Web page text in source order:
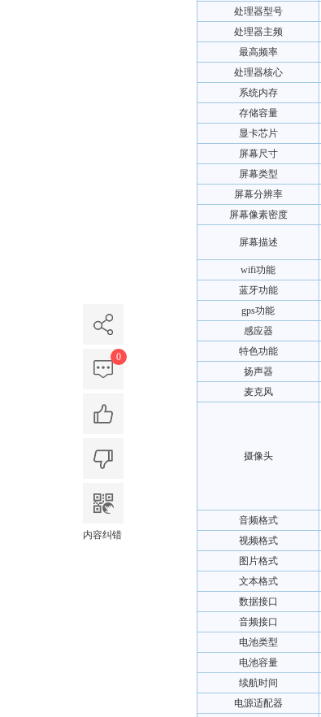
处理器型号
处理器主频
最高频率
处理器核心
系统内存
存储容量
显卡芯片
屏幕尺寸
屏幕类型
屏幕分辨率
屏幕像素密度
屏幕描述
wifi功能
蓝牙功能
gps功能
感应器
特色功能
扬声器
麦克风
摄像头
音频格式
视频格式
图片格式
文本格式
数据接口
音频接口
电池类型
电池容量
续航时间
电源适配器
0
内容纠错